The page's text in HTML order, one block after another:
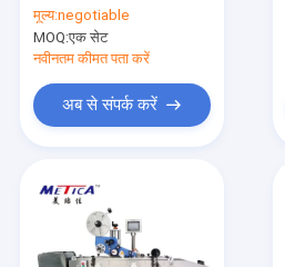
उत्पादों
वीआर दिखाएँ
मूल्य:negotiable
MOQ:एक सेट
नवीनतम कीमत पता करें
अब से संपर्क करें